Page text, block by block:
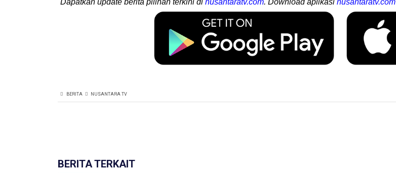
BERITA NUSANTARA TV
BERITA TERKAIT